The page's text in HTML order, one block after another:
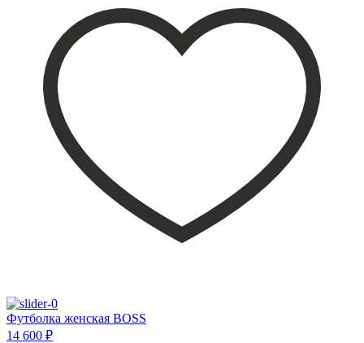
Футболка женская BOSS
14 600 ₽